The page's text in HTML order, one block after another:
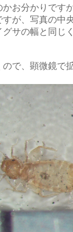
かお分かりです
が、写真の中
サの幅と同じ
で、顕微鏡で